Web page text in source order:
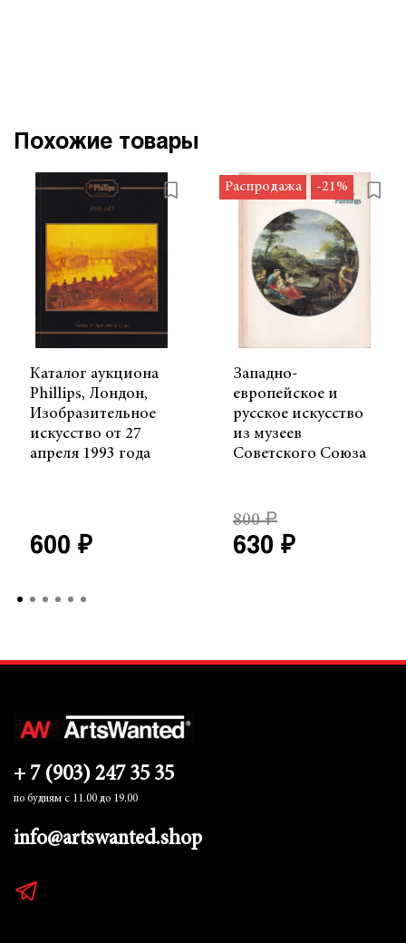
Похожие товары
Каталог аукциона
Phillips, Лондон,
Изобразительное
искусство от 27
апреля 1993 года
600 ₽
Распродажа -21%
Западно-
европейское и
русское искусство
из музеев
Советского Союза
800 ₽
630 ₽
+ 7 (903) 247 35 35
по будням с 11.00 до 19.00
info@artswanted.shop